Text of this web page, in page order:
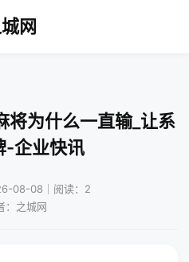
网
将为什么一直输_让系
-企业快讯
08-08｜阅读：2
：之城网